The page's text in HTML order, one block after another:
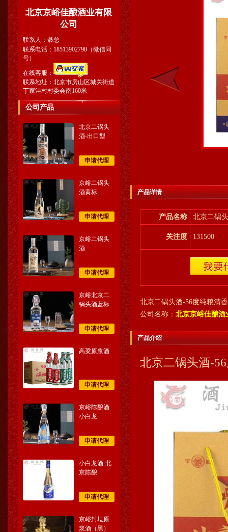
北京京峪佳酿酒业有限
公司
联系人：聂总
联系电话：18513902790（微信同
号）
在线客服：
联系地址：北京市房山区城关街道
丁家洼村村委会南160米
公司产品
北京二锅头
酒-出口型
申请代理
京峪二锅头
酒黄标
申请代理
京峪二锅头
酒
申请代理
京峪北京二
锅头酒蓝标
申请代理
高粱原浆酒
申请代理
京峪陈酿酒
小白龙
申请代理
小白龙酒-北
京陈酿
申请代理
京峪封坛原
浆酒（黑）
产品详情
产品名称 北京二锅
关注度 131500
北京二锅头酒-56度纯粮清香
公司名称： 北京京峪佳酿酒
产品介绍
北京二锅头酒-